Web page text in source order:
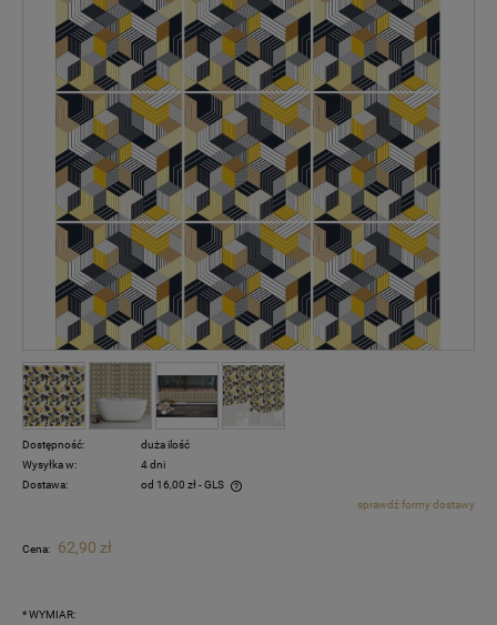
Dostępność:
duża ilość
Wysyłka w:
4 dni
Dostawa:
od 16,00 zł- GLS
Cena nie zawiera ewentualnych kosztów płatnościsprawdź formy dostawy
Cena: 62,90 zł
*WYMIAR: